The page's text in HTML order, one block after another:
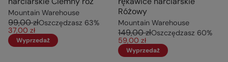
Mountain Warehouse
99,00 złOszczędzasz 63%
37,00 zł
Wyprzedaż
Różowy
Mountain Warehouse
149,00 złOszczędzasz 60%
59,00 zł
Wyprzedaż